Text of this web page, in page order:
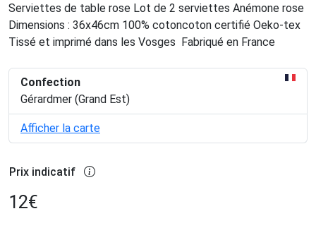
Serviettes de table rose Lot de 2 serviettes Anémone rose
Dimensions : 36x46cm 100% cotoncoton certifié Oeko-tex
Tissé et imprimé dans les Vosges Fabriqué en France
Confection
Gérardmer (Grand Est)
Afficher la carte
Prix indicatif
12€